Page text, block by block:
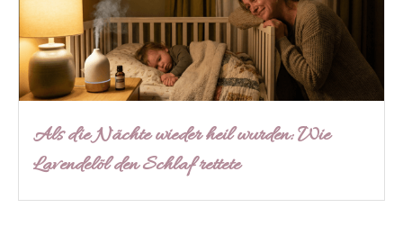
Als die Nächte wieder heil wurden: Wie
Lavendelöl den Schlaf rettete